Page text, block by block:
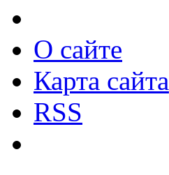
О сайте
Карта сайта
RSS